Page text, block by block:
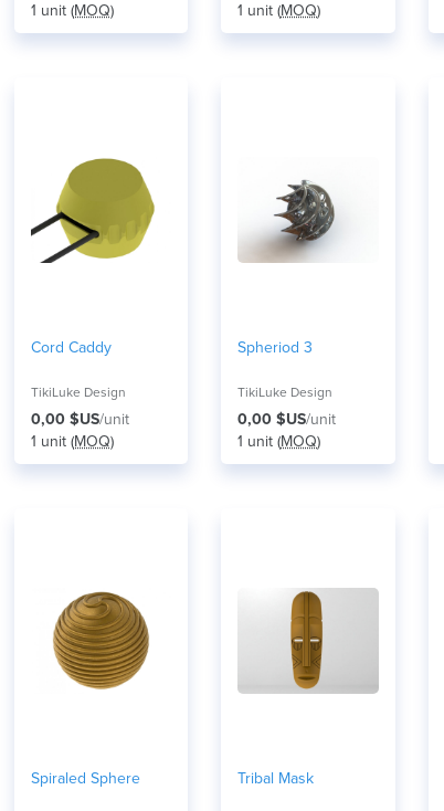
1 unit (MOQ)
1 unit (MOQ)
Cord Caddy
TikiLuke Design
0,00 $US/unit
1 unit (MOQ)
Spheriod 3
TikiLuke Design
0,00 $US/unit
1 unit (MOQ)
Spiraled Sphere Tribal Mask